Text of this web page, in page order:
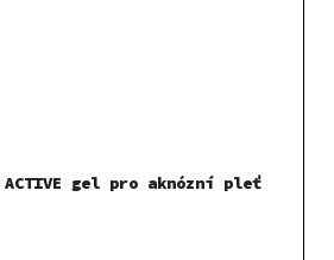
ACTIVE gel pro aknózní pleť